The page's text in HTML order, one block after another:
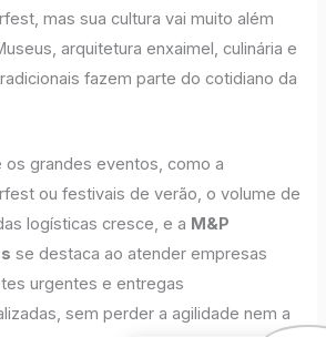
mas sua cultura vai muito além
arquitetura enxaimel, culinária e
fazem parte do cotidiano da
os grandes eventos, como a
ou festivais de verão, o volume de
logísticas cresce, e a M&P
se destaca ao atender empresas
urgentes e entregas
sem perder a agilidade nem a